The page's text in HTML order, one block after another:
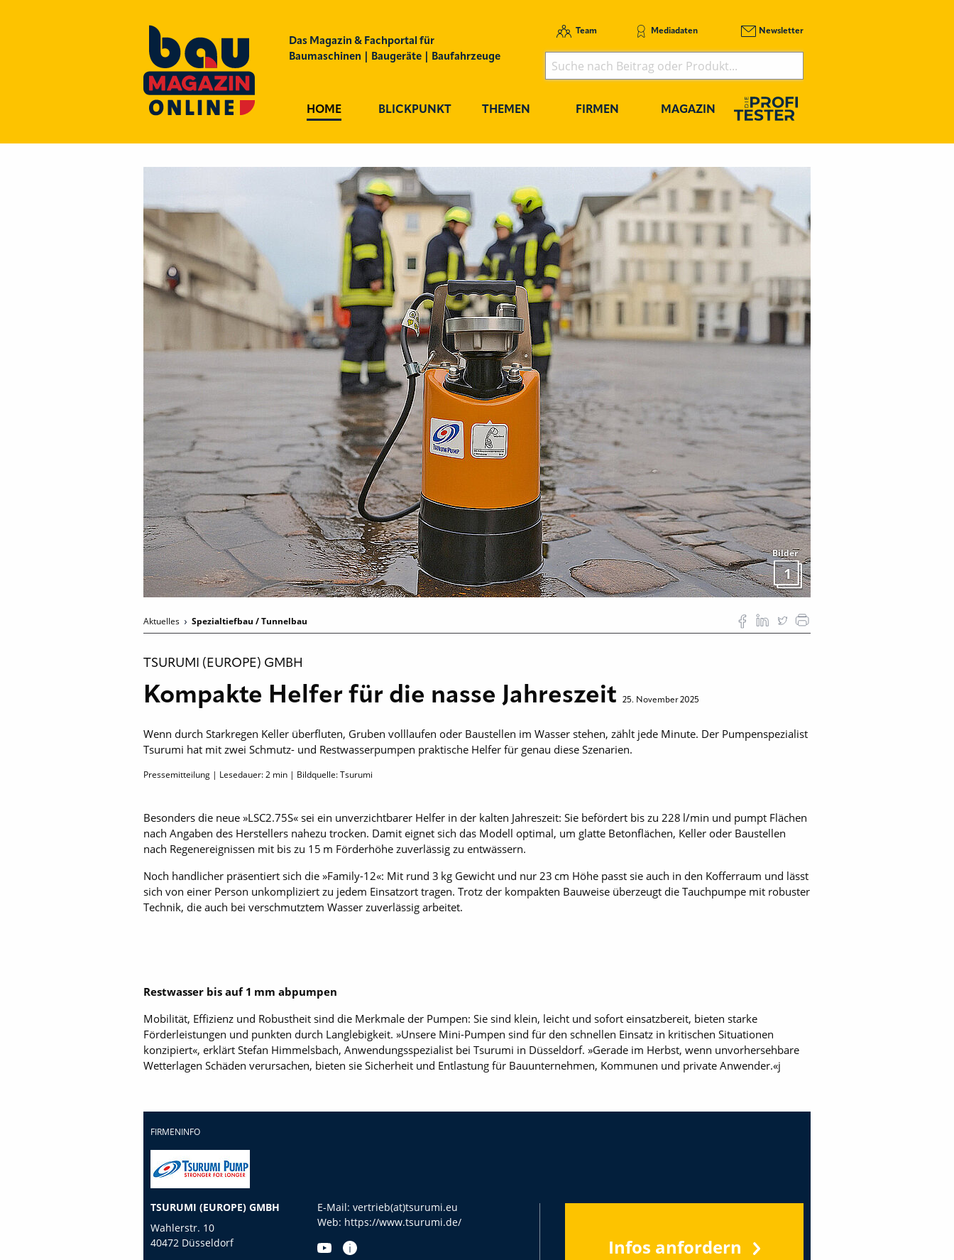
Das Magazin & Fachportal für
Baumaschinen | Baugeräte | Baufahrzeuge
Team Mediadaten Newsletter
HOME BLICKPUNKT THEMEN FIRMEN MAGAZIN
Bilder
1
Aktuelles Spezialtiefbau / Tunnelbau
TSURUMI (EUROPE) GMBH
Kompakte Helfer für die nasse Jahreszeit 25. November 2025
Wenn durch Starkregen Keller überfluten, Gruben volllaufen oder Baustellen im Wasser stehen, zählt jede Minute. Der Pumpenspezialist
Tsurumi hat mit zwei Schmutz- und Restwasserpumpen praktische Helfer für genau diese Szenarien.
Pressemitteilung | Lesedauer:2 min | Bildquelle: Tsurumi
Besonders die neue »LSC2.75S« sei ein unverzichtbarer Helfer in der kalten Jahreszeit: Sie befördert bis zu 228 l/min und pumpt Flächen
nach Angaben des Herstellers nahezu trocken. Damit eignet sich das Modell optimal, um glatte Betonflächen, Keller oder Baustellen
nach Regenereignissen mit bis zu 15 m Förderhöhe zuverlässig zu entwässern.
Noch handlicher präsentiert sich die »Family-12«: Mit rund 3 kg Gewicht und nur 23 cm Höhe passt sie auch in den Kofferraum und lässt
sich von einer Person unkompliziert zu jedem Einsatz­ort tragen. Trotz der kompakten Bauweise überzeugt die Tauchpumpe mit robuster
Technik, die auch bei verschmutztem Wasser zuverlässig arbeitet.
Restwasser bis auf 1 mm abpumpen
Mobilität, Effizienz und Robustheit sind die Merkmale der Pumpen: Sie sind klein, leicht und sofort einsatzbereit, bieten starke
Förderleistungen und punkten durch Langlebigkeit. »Unsere Mini-Pumpen sind für den schnellen Einsatz in kritischen Situationen
konzipiert«, erklärt Stefan Himmelsbach, Anwendungsspezialist bei Tsurumi in Düsseldorf. »Gerade im Herbst, wenn unvorhersehbare
Wetterlagen Schäden verursachen, bieten sie Sicherheit und Entlastung für Bauunternehmen, Kommunen und private Anwender.«j
FIRMENINFO
TSURUMI (EUROPE) GMBH
Wahlerstr. 10
40472 Düsseldorf
E-Mail: vertrieb(at)tsurumi.eu
Web: https://www.tsurumi.de/
Infos anfordern